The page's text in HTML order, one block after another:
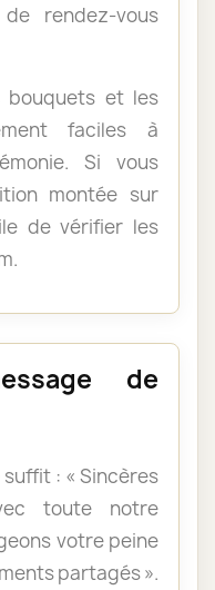
rendez-vous
bouquets et les
faciles à
Si vous
montée sur
de vérifier les
de
: « Sincères
toute notre
votre peine
partagés ».